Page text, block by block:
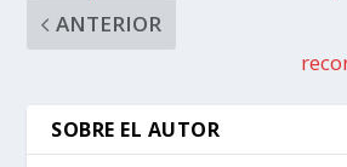
ANTERIOR
SOBRE EL AUTOR